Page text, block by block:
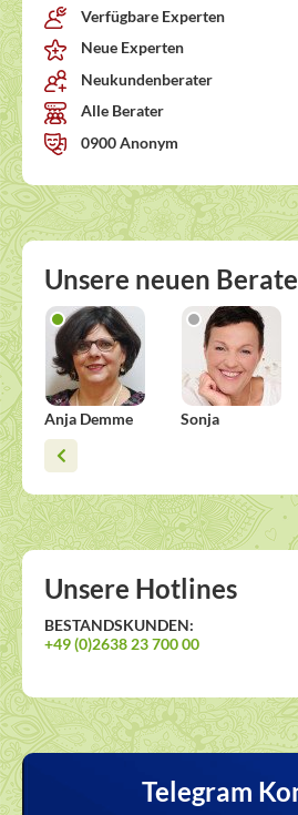
Verfügbare Experten
Neue Experten
Neukundenberater
Alle Berater
0900 Anonym
Unsere neuen
Anja Demme Sonja
Unsere Hotlines
BESTANDSKUNDEN:
+49 (0)2638 23 700 00
Telegram